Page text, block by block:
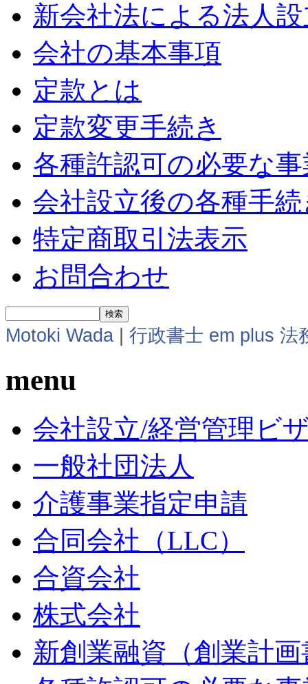
新会社法による法人
会社の基本事項
定款とは
定款変更手続き
各種許認可の必要な
会社設立後の各種手
特定商取引法表示
お問合わせ
Motoki Wada 行政書士 em plus 法
menu
会社設立/経営管理ビ
一般社団法人
介護事業指定申請
合同会社（LLC）
合資会社
株式会社
新創業融資（創業計画